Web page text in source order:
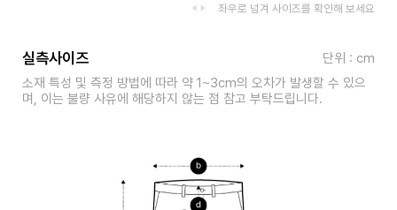
좌우로 넘겨 사이즈를 확인해 보세요
실측사이즈
단위 : cm
소재 특성 및 측정 방법에 따라 약 1~3cm의 오차가 발생할 수 있으
며, 이는 불량 사유에 해당하지 않는 점 참고 부탁드립니다.